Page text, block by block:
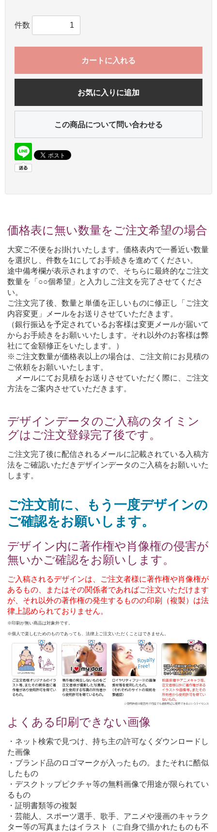
件数
カートに入れる
お気に入りに追加
この商品について問い合わせる
価格表に無い数量をご注文希望の場合
大変ご不便をお掛けいたします。価格表内で一番近い数量
を選択し、件数を1にしてお手続きを進めてください。
途中備考欄が表示されますので、そちらに最終的なご注文
数量を「○○個希望」と入力しご注文を完了させてくださ
い。
ご注文完了後、数量と単価を正しいものに修正し「ご注文
内容変更」メールをお送りさせていただきます。
（銀行振込を予定されているお客様は変更メールが届いて
からお手続きをお願いいたします。それ以外のお客様は弊
社にて金額修正をいたします。）
※ご注文数量が価格表以上の場合は、ご注文前にお見積の
ご依頼をお願いいたします。
メールにてお見積をお送りさせていただく際に、ご注文
方法をご案内させていただきます。
デザインデータのご入稿のタイミン
グはご注文登録完了後です。
ご注文完了後に配信されるメールに記載されている入稿方
法をご確認いただきデザインデータのご入稿をお願いいた
します。
ご注文前に、もう一度デザインの
ご確認をお願いします。
デザイン内に著作権や肖像権の侵害が
無いかご確認をお願いします。
ご入稿されるデザインは、ご注文者様に著作権や肖像権が
あるもの、またはその関係者であればご注文いただけます
が、それ以外の著作権の発生するものの印刷（複製）は法
律上認められておりません。
※印刷が無い商品は対象外です。
※個人で楽しむためのものであっても、法律上ご注文いただくことはできません。
よくある印刷できない画像
・ネット検索で見つけ、持ち主の許可なくダウンロードし
た画像
・ブランド品のロゴマークが入ったもの。またそれに酷似
したもの
・デスクトップピクチャ等の無料画像で用途が限られてい
るもの
・証明書類等の複製
・芸能人、スポーツ選手、歌手、アニメや漫画のキャラク
ター等の写真またはイラスト（ご自身で描かれたものも不